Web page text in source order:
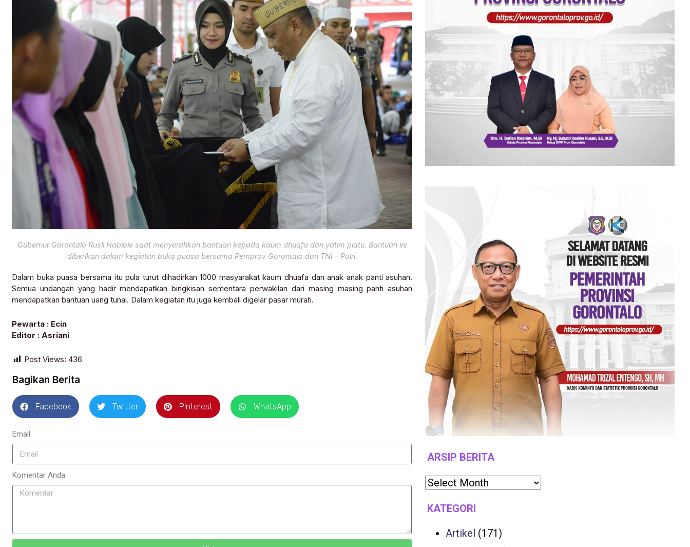
Gubernur Gorontalo Rusli Habibie saat menyerahkan bantuan kepada kaum dhuafa dan yatim piatu. Bantuan ini
diberikan dalam kegiatan buka puasa bersama Pemprov Gorontalo dan TNI – Polri.
Dalam buka puasa bersama itu pula turut dihadirkan 1000 masyarakat kaum dhuafa dan anak anak panti asuhan.
Semua undangan yang hadir mendapatkan bingkisan sementara perwakilan dari masing masing panti asuhan
mendapatkan bantuan uang tunai. Dalam kegiatan itu juga kembali digelar pasar murah.
Pewarta : Ecin
Editor : Asriani
Post Views: 436
Bagikan Berita
Facebook Twitter Pinterest WhatsApp
Email
Komentar Anda
ARSIP BERITA
KATEGORI
Artikel (171)